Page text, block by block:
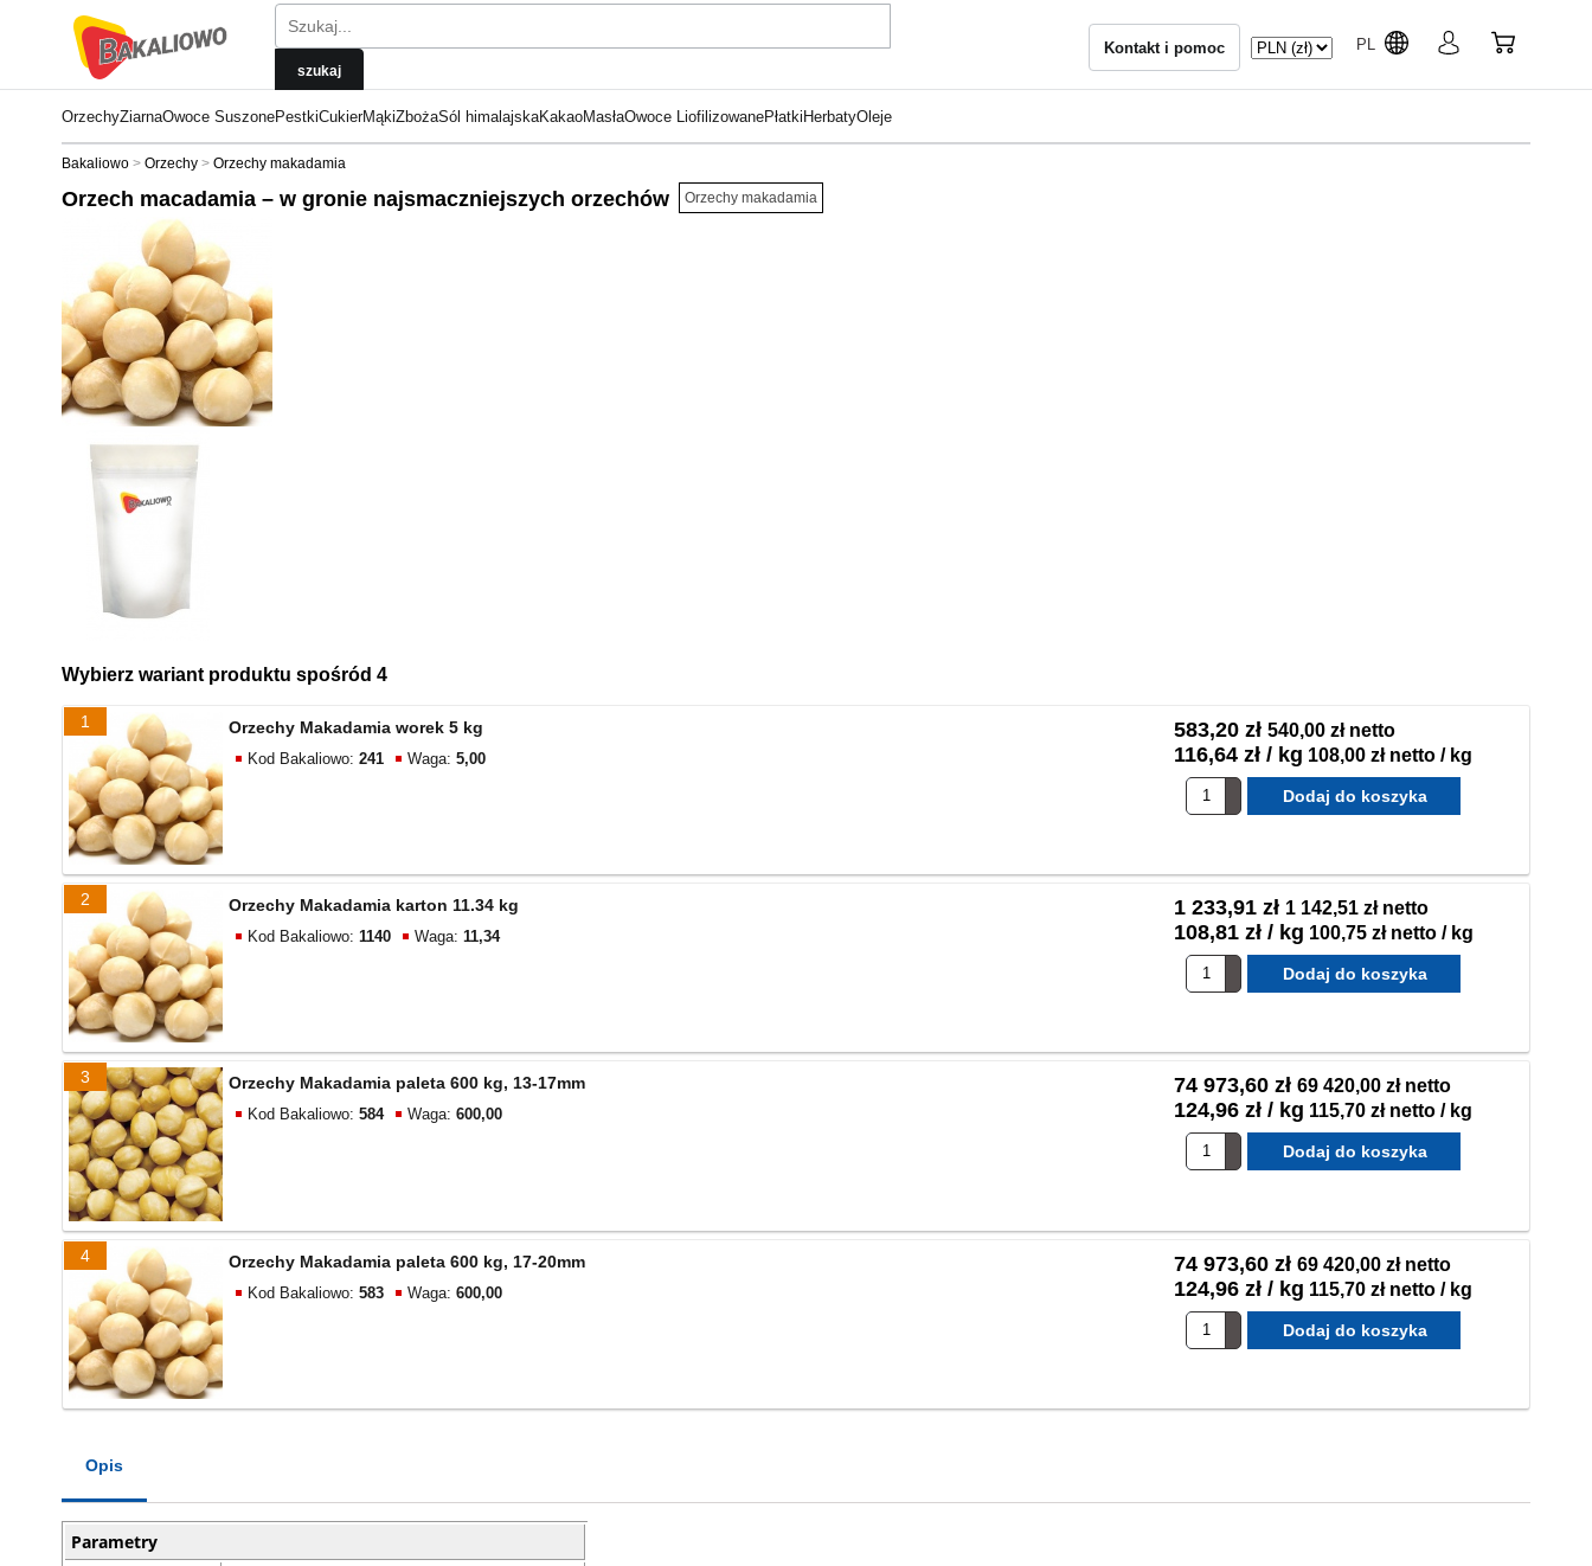
Kontakt i pomoc PL
OrzechyZiarnaOwoce SuszonePestkiCukierMąkiZbożaSól himalajskaKakaoMasłaOwoce LiofilizowanePłatki HerbatyOleje
Bakaliowo Orzechy Orzechy makadamia
Orzech macadamia – w gronie najsmaczniejszych orzechów Orzechy makadamia
Wybierz wariant produktu spośród 4
1 Orzechy Makadamia worek 5 kg
Kod Bakaliowo: 241 Waga: 5,00
583,20 zł 540,00 zł netto
116,64 zł / kg 108,00 zł netto / kg
2 Orzechy Makadamia karton 11.34 kg
Kod Bakaliowo: 1140 Waga: 11,34
1 233,91 zł 1 142,51 zł netto
108,81 zł / kg 100,75 zł netto / kg
3 Orzechy Makadamia paleta 600 kg, 13-17mm
Kod Bakaliowo: 584 Waga: 600,00
74 973,60 zł 69 420,00 zł netto
124,96 zł / kg 115,70 zł netto / kg
4 Orzechy Makadamia paleta 600 kg, 17-20mm
Kod Bakaliowo: 583 Waga: 600,00
74 973,60 zł 69 420,00 zł netto
124,96 zł / kg 115,70 zł netto / kg
Opis
Parametry